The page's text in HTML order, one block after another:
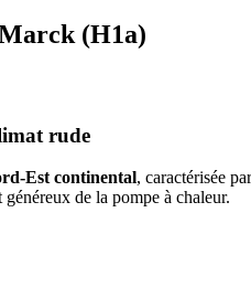
(H1a)
rude
Est continental, caractérisée
de la pompe à chaleur.